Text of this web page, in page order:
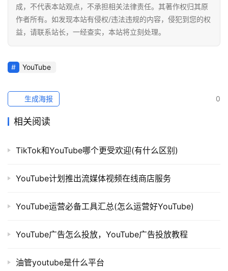
成，不代表本站观点，不承担相关法律责任。其著作权归其原
作者所有。如发现本站有侵权/违法违规的内容，侵犯到您的权
益，请联系站长，一经查实，本站将立刻处理。
YouTube
0
生成海报
相关阅读
TikTok和YouTube哪个更受欢迎(有什么区别)
YouTube计划推出流媒体视频在线商店服务
YouTube运营必备工具汇总(怎么运营好YouTube)
YouTube广告怎么投放，YouTube广告投放教程
油管youtube是什么平台